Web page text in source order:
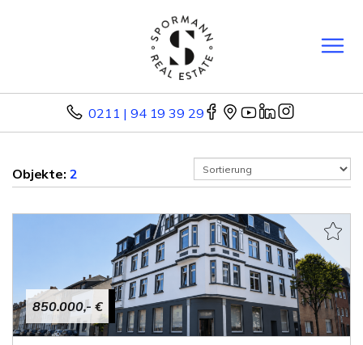
0211 | 94 19 39 29
Objekte: 2
850.000,- €